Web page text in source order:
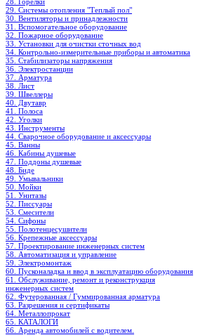
29. Системы отопления "Теплый пол"
30. Вентиляторы и принадлежности
31. Вспомогательное оборудование
32. Пожарное оборудование
33. Установки для очистки сточных вод
34. Контрольно-измерительные приборы и автоматика
35. Стабилизаторы напряжения
36. Электростанции
37. Арматура
38. Лист
39. Швеллеры
40. Двутавр
41. Полоса
42. Уголки
43. Инструменты
44. Сварочное оборудование и аксессуары
45. Ванны
46. Кабины душевые
47. Поддоны душевые
48. Биде
49. Умывальники
50. Мойки
51. Унитазы
52. Писсуары
53. Смесители
54. Сифоны
55. Полотенцесушители
56. Крепежные аксессуары
57. Проектирование инженерных систем
58. Автоматизация и управление
59. Электромонтаж
60. Пусконаладка и ввод в эксплуатацию оборудования
61. Обслуживание, ремонт и реконструкция
инженерных систем
62. Футерованная / Гуммированная арматура
63. Разрешения и сертификаты
64. Металлопрокат
65. КАТАЛОГИ
66. Аренда автомобилей с водителем.